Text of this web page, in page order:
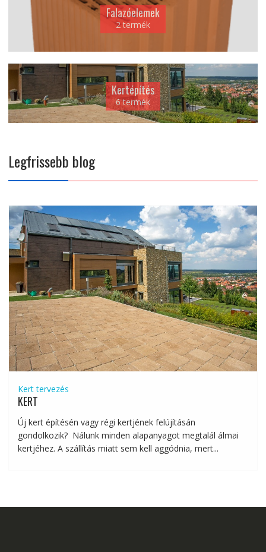
Falazóelemek
2 termék
Kertépítés
6 termék
Legfrissebb blog
Kert tervezés
KERT
Új kert építésén vagy régi kertjének felújításán
gondolkozik? Nálunk minden alapanyagot megtalál álmai
kertjéhez. A szállítás miatt sem kell aggódnia, mert...